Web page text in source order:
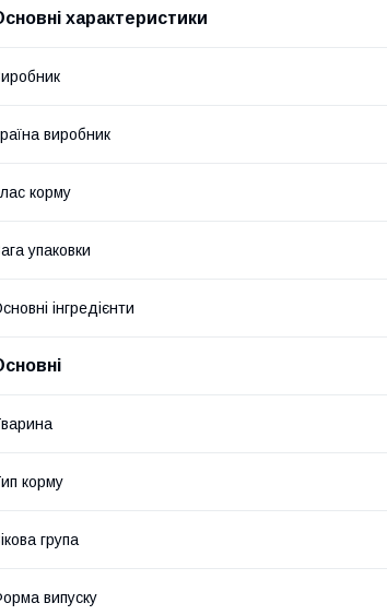
характеристики
виробник
корму
упаковки
інгредієнти
корму
група
випуску